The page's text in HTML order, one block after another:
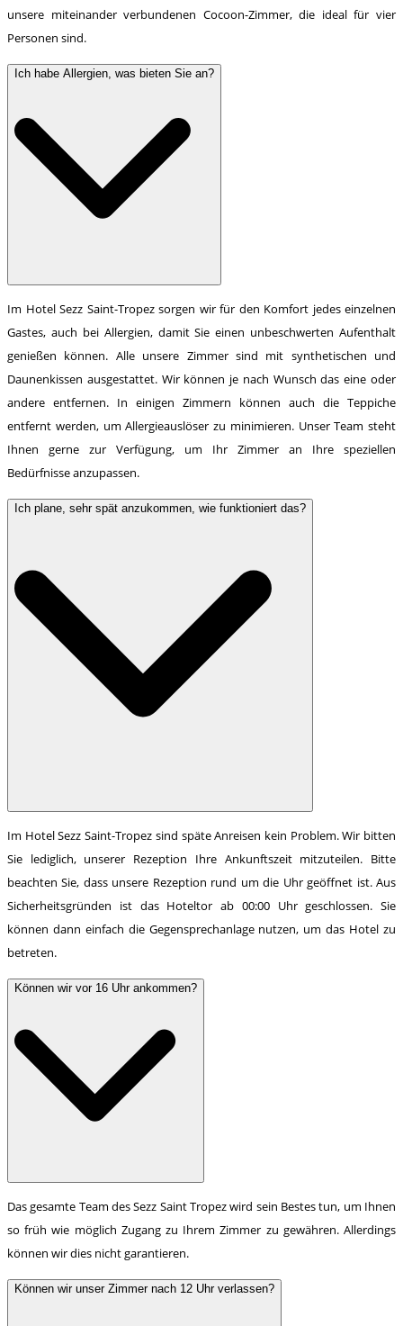
unsere miteinander verbundenen Cocoon-Zimmer, die ideal für vier
Personen sind.
Ich habe Allergien, was bieten Sie an?
Im Hotel Sezz Saint-Tropez sorgen wir für den Komfort jedes einzelnen
Gastes, auch bei Allergien, damit Sie einen unbeschwerten Aufenthalt
genießen können. Alle unsere Zimmer sind mit synthetischen und
Daunenkissen ausgestattet. Wir können je nach Wunsch das eine oder
andere entfernen. In einigen Zimmern können auch die Teppiche
entfernt werden, um Allergieauslöser zu minimieren. Unser Team steht
Ihnen gerne zur Verfügung, um Ihr Zimmer an Ihre speziellen
Bedürfnisse anzupassen.
Ich plane, sehr spät anzukommen, wie funktioniert das?
Im Hotel Sezz Saint-Tropez sind späte Anreisen kein Problem. Wir bitten
Sie lediglich, unserer Rezeption Ihre Ankunftszeit mitzuteilen. Bitte
beachten Sie, dass unsere Rezeption rund um die Uhr geöffnet ist. Aus
Sicherheitsgründen ist das Hoteltor ab 00:00 Uhr geschlossen. Sie
können dann einfach die Gegensprechanlage nutzen, um das Hotel zu
betreten.
Können wir vor 16 Uhr ankommen?
Das gesamte Team des Sezz Saint Tropez wird sein Bestes tun, um Ihnen
so früh wie möglich Zugang zu Ihrem Zimmer zu gewähren. Allerdings
können wir dies nicht garantieren.
Können wir unser Zimmer nach 12 Uhr verlassen?